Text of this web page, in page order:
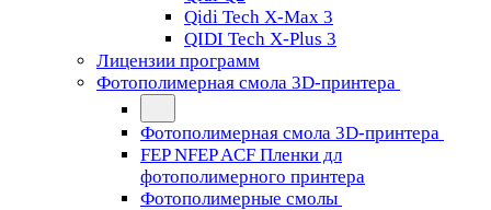
Qidi Tech X-Max 3
QIDI Tech X-Plus 3
Лицензии программ
Фотополимерная смола 3D-принтера
Фотополимерная смола 3D-принтера
FEP NFEP ACF Пленки дл
фотополимерного принтера
Фотополимерные смолы